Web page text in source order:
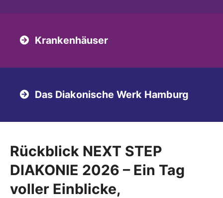
Krankenhäuser
Das Diakonische Werk Hamburg
Rückblick NEXT STEP
DIAKONIE 2026 – Ein Tag
voller Einblicke,